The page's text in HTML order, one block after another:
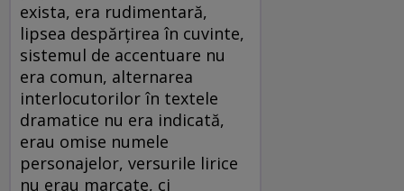
exista, era rudimentară,
lipsea despărţirea în cuvinte,
sistemul de accentuare nu
era comun, alternarea
interlocutorilor în textele
dramatice nu era indicată,
erau omise numele
personajelor, versurile lirice
nu erau marcate, ci